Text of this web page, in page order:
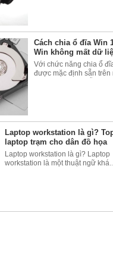
Cách chia ổ đĩa Win
Win không mất dữ
Với chức năng chia ổ
được mặc định sẵn trên
Laptop workstation là gì?
laptop trạm cho dân đồ họa
Laptop workstation là gì? Laptop
workstation là một thuật ngữ khá